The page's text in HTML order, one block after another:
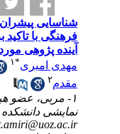
شناسایی
فرهنگی با تاکید
آینده پژوهی
مهدی امیری*۱
مقدم۲
۱- مربی، عضو
نمایشی دانشکده